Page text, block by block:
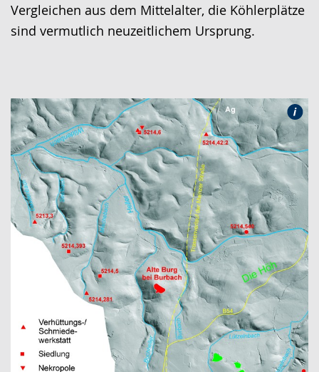
Vergleichen aus dem Mittelalter, die Köhlerplätze
sind vermutlich neuzeitlichem Ursprung.